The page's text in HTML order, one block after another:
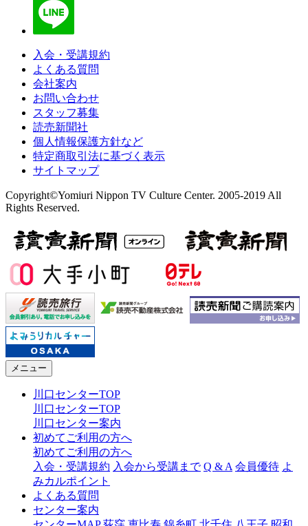
入会・受講規約
よくある質問
会社案内
お問い合わせ
スタッフ募集
読売新聞社
個人情報保護方針など
特定商取引法に基づく表示
サイトマップ
Copyright©Yomiuri Nippon TV Culture Center. 2005-2019 All
Rights Reserved.
メニュー
川口センターTOP
川口センターTOP
川口センター案内
初めてご利用の方へ
初めてご利用の方へ
入会・受講規約 入会から受講まで Q & A 会員優待 よ
みカルポイント
よくある質問
センター案内